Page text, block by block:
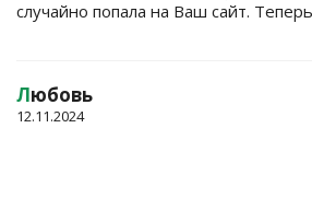
случайно попала на Ваш сайт.
Любовь
12.11.2024